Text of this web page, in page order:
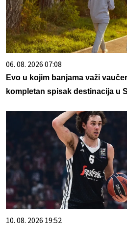
06. 08. 2026 07:08
Evo u kojim banjama važi
kompletan spisak destinacija u
10. 08. 2026 19:52